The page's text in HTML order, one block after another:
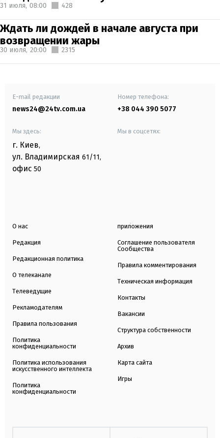
31 июля, 08:00 428
Ждать ли дождей в начале августа при
возвращении жары
30 июля, 20:00 2315
E-mail редакции
news24@24tv.com.ua
Номер телефона:
+38 044 390 5077
Мы здесь:
г. Киев,
ул. Владимирская 61/11,
офис 50
Мы в соцсетях:
О нас
Редакция
Редакционная политика
О телеканале
Телеведущие
Рекламодателям
Правила пользования
Политика
конфиденциальности
Политика использования
искусственного интеллекта
Политика
конфиденциальности
приложения
Соглашение пользователя
Сообщества
Правила комментирования
Техническая информация
Контакты
Вакансии
Структура собственности
Архив
Карта сайта
Игры